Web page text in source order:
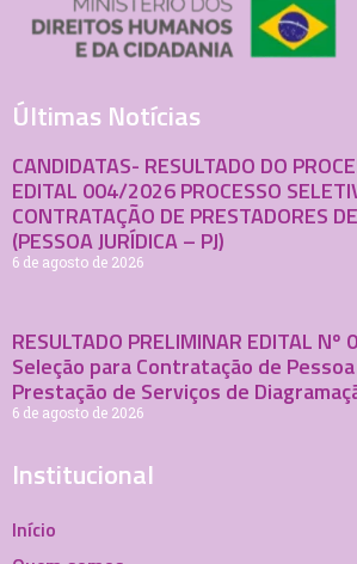
Últimas Notícias
CANDIDATAS- RESULTADO DO
EDITAL 004/2026 PROCESSO
CONTRATAÇÃO DE PRESTADORES
(PESSOA JURÍDICA – PJ)
6 de agosto de 2026
RESULTADO PRELIMINAR EDITAL
Seleção para Contratação de
Prestação de Serviços de
6 de agosto de 2026
Institucional
Início